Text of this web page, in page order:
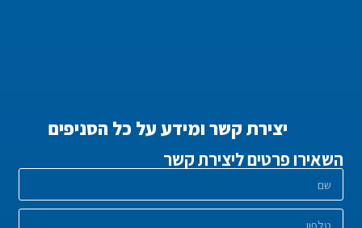
יצירת קשר ומידע על כל הסניפים
השאירו פרטים ליצירת קשר